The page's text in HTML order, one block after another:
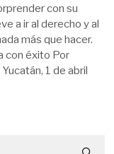
con su
a ir al derecho y al
más que hacer.
con éxito Por
1 de abril